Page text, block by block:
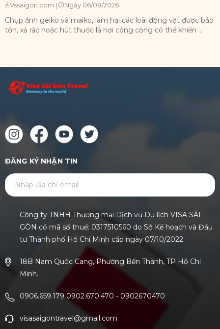
Vssaigon.com | Ngày 06/08/2026
Chụp ảnh geiko và maiko, làm hại các loài động vật được bảo
tồn, xả rác hoặc hút thuốc lá nơi công cộng có thể khiến ...
ĐĂNG KÝ NHẬN TIN
Công ty TNHH Thương mại Dịch vụ Du lịch VISA SÀI
GÒN có mã số thuế: 0317510560 do Sở Kế hoạch và Đầu
tư Thành phố Hồ Chí Minh cấp ngày 07/10/2022
18B Nam Quốc Cang, Phường Bến Thành, TP Hồ Chí
Minh.
0906.659.179 0902.670.470 - 0902670470
visasaigontravel@gmail.com